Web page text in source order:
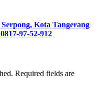
Kota Tangerang
97-52-912
Required fields are